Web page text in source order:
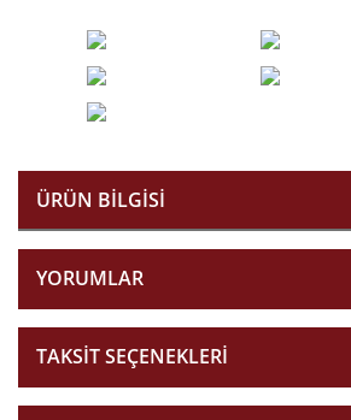
ÜRÜN BILGISI
YORUMLAR
TAKSIT SEÇENEKLERI